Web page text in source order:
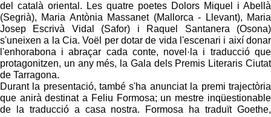
del català oriental. Les quatre poetes Dolors Miquel i Abellà
(Segrià), Maria Antònia Massanet (Mallorca - Llevant), Maria
Josep Escrivà Vidal (Safor) i Raquel Santanera (Osona)
s'uneixen a la Cia. Voël per dotar de vida l'escenari i així donar
l'enhorabona i abraçar cada conte, novel·la i traducció que
protagonitzen, un any més, la Gala dels Premis Literaris Ciutat
de Tarragona.
Durant la presentació, també s'ha anunciat la premi trajectòria
que anirà destinat a Feliu Formosa; un mestre inqüestionable
de la traducció a casa nostra. Formosa ha traduït Goethe,